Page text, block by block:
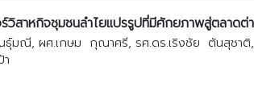
วิสาหกิจชุมชนลำไยแปรรูปที่มีศักยภาพสู่ตลาดต่
นธุ์มณี, ผศ.เกษม กุณาศรี, รศ.ดร.เริงชัย ตันสุช